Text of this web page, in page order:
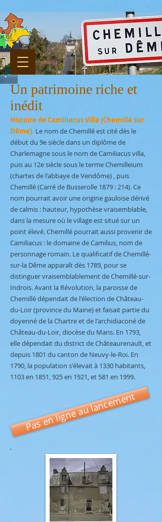
Un patrimoine riche et
inédit
Histoire de Camiliacus Villa (Chemillé sur
Dême). Le nom de Chemillé est cité dès le
début du 9e siècle dans un diplôme de
Charlemagne sous le nom de Camiliacus villa,
puis au 12e siècle sous le terme Chemilleium
(chartes de l'abbaye de Vendôme) , puis
Chemillé (Carré de Busserolle 1879 : 214). Ce
nom pourrait avoir une origine gauloise dérivé
de calmis : hauteur, hypothèse vraisemblable,
dans la mesure où le village est situé sur un
point élevé. Chemillé pourrait aussi provenir de
Camiliacus : le domaine de Camilius, nom de
personnage romain. Le qualificatif de Chemillé-
sur-la Dême apparaît dès 1789, pour se
distinguer vraisemblablement de Chemillé-sur-
Indrois. Avant la Révolution, la paroisse de
Chemillé dépendait de l'élection de Château-
du-Loir (province du Maine) et faisait partie du
doyenné de la Chartre et de l'archidiaconé de
Château-du-Loir, diocèse du Mans. En 1793,
elle dépendait du district de Châteaurenault, et
depuis 1801 du canton de Neuvy-le-Roi. En
1790, la population s'élevait à 1330 habitants,
1103 en 1851, 925 en 1921, et 581 en 1999.
Pas en ligne au lancement